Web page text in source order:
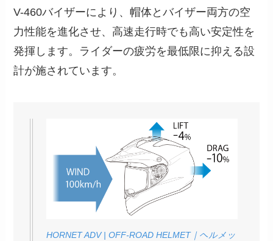
V-460バイザーにより、帽体とバイザー両方の空
力性能を進化させ、高速走行時でも高い安定性を
発揮します。ライダーの疲労を最低限に抑える設
計が施されています。
HORNET ADV | OFF-ROAD HELMET｜ヘルメッ